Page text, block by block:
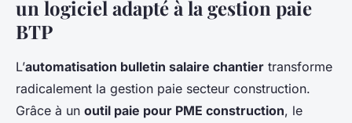
un logiciel adapté à la gestion paie
BTP
L’automatisation bulletin salaire chantier transforme
radicalement la gestion paie secteur construction.
Grâce à un outil paie pour PME construction, le